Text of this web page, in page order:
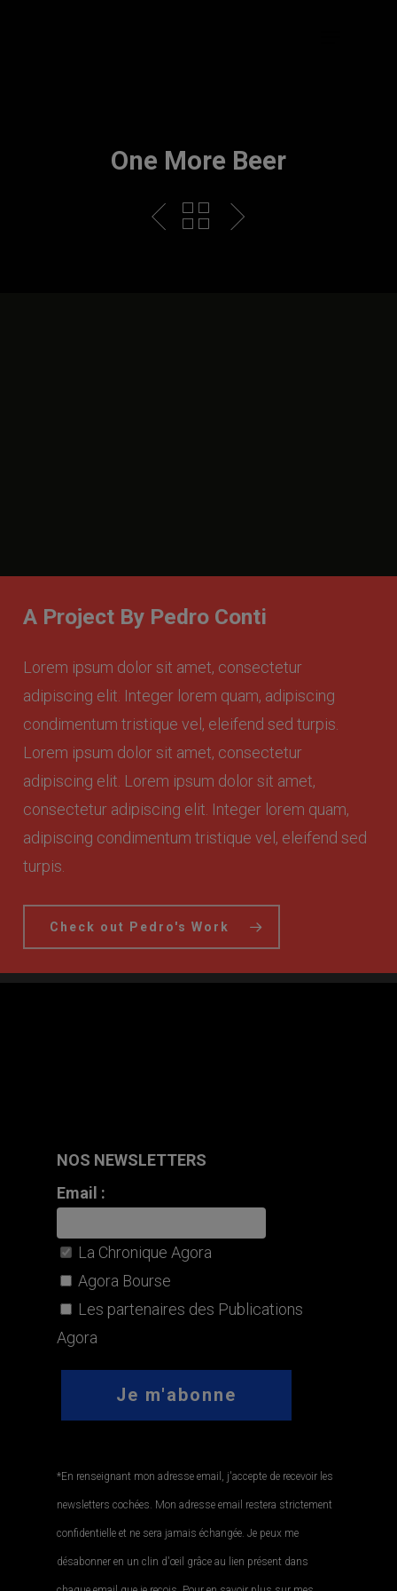
One More Beer
A Project By Pedro Conti
Lorem ipsum dolor sit amet, consectetur
adipiscing elit. Integer lorem quam, adipiscing
condimentum tristique vel, eleifend sed turpis.
Lorem ipsum dolor sit amet, consectetur
adipiscing elit. Lorem ipsum dolor sit amet,
consectetur adipiscing elit. Integer lorem quam,
adipiscing condimentum tristique vel, eleifend sed
turpis.
Check out Pedro's Work
NOS NEWSLETTERS
Email :
La Chronique Agora
Agora Bourse
Les partenaires des Publications
Agora
*En renseignant mon adresse email, j'accepte de recevoir les
newsletters cochées. Mon adresse email restera strictement
confidentielle et ne sera jamais échangée. Je peux me
désabonner en un clin d'œil grâce au lien présent dans